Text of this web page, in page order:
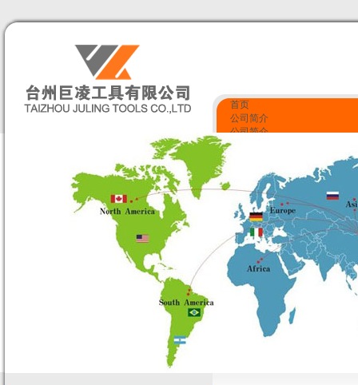
首页
公司简介
公司简介
企业文化
资质荣誉
产品展示
质量监控
资质荣誉
联系我们
联系我们
留言反馈